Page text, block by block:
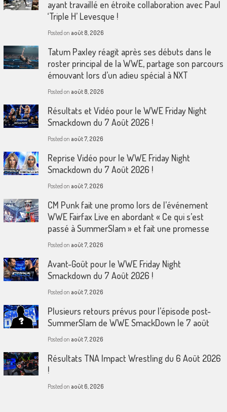
ayant travaillé en étroite collaboration avec Paul
‘Triple H’ Levesque !
Posted on août 8, 2026
Tatum Paxley réagit après ses débuts dans le
roster principal de la WWE, partage son parcours
émouvant lors d’un adieu spécial à NXT
Posted on août 8, 2026
Résultats et Vidéo pour le WWE Friday Night
Smackdown du 7 Août 2026 !
Posted on août 7, 2026
Reprise Vidéo pour le WWE Friday Night
Smackdown du 7 Août 2026 !
Posted on août 7, 2026
CM Punk fait une promo lors de l’événement
WWE Fairfax Live en abordant « Ce qui s’est
passé à SummerSlam » et fait une promesse
Posted on août 7, 2026
Avant-Goût pour le WWE Friday Night
Smackdown du 7 Août 2026 !
Posted on août 7, 2026
Plusieurs retours prévus pour l’épisode post-
SummerSlam de WWE SmackDown le 7 août
Posted on août 7, 2026
Résultats TNA Impact Wrestling du 6 Août 2026
!
Posted on août 6, 2026